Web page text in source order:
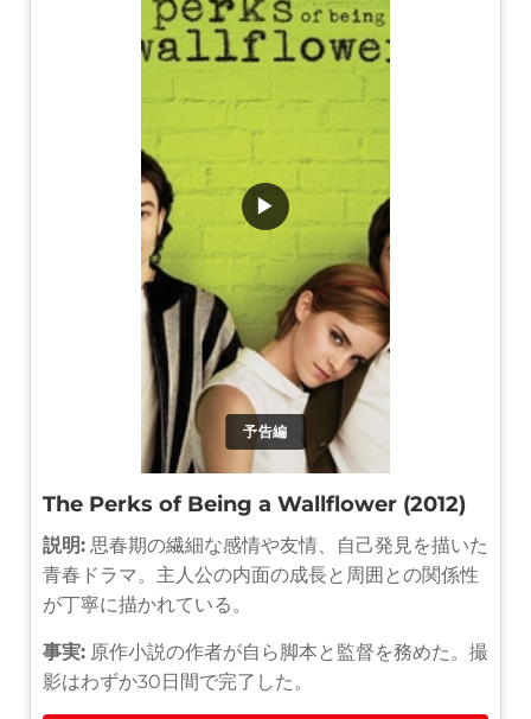
予告編
▶
The Perks of Being a Wallflower (2012)
説明: 思春期の繊細な感情や友情、自己発見を描いた
青春ドラマ。主人公の内面の成長と周囲との関係性
が丁寧に描かれている。
事実: 原作小説の作者が自ら脚本と監督を務めた。撮
影はわずか30日間で完了した。